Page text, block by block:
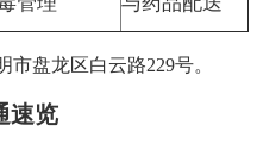
盘龙区白云路229号。
速览